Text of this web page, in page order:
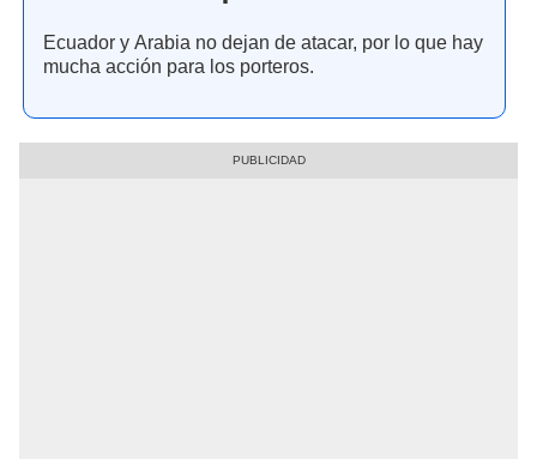
Ecuador y Arabia no dejan de atacar, por lo que hay
mucha acción para los porteros.